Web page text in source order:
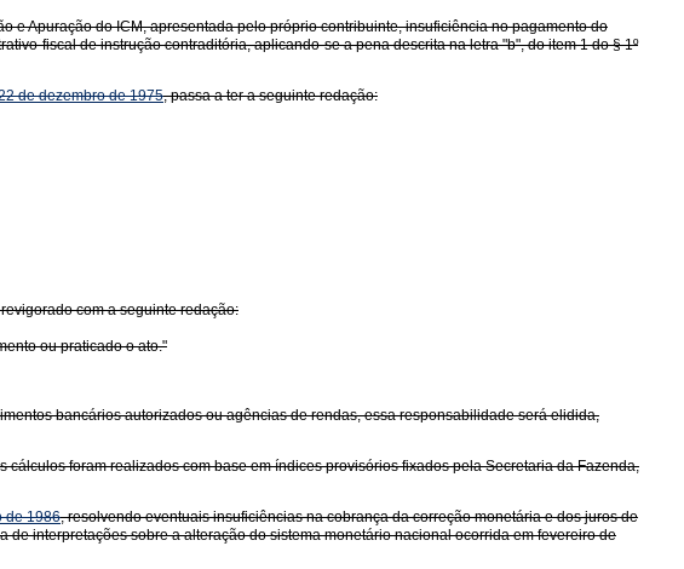
e Apuração do ICM, apresentada pelo próprio contribuinte, insuficiência no pagamento do
fiscal de instrução contraditória, aplicando-se a pena descrita na letra "b", do item 1 do § 1º
de dezembro de 1975, passa a ter a seguinte redação:
com a seguinte redação:
ou praticado o ato."
bancários autorizados ou agências de rendas, essa responsabilidade será elidida,
foram realizados com base em índices provisórios fixados pela Secretaria da Fazenda,
de 1986, resolvendo eventuais insuficiências na cobrança da correção monetária e dos juros de
interpretações sobre a alteração do sistema monetário nacional ocorrida em fevereiro de